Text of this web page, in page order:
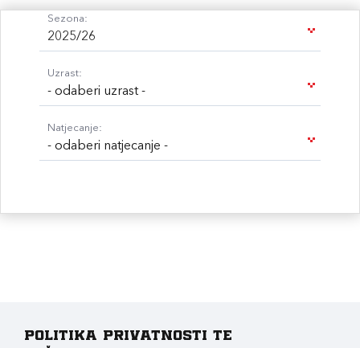
Sezona:
2025/26
Uzrast:
- odaberi uzrast -
Natjecanje:
- odaberi natjecanje -
Politika privatnosti te